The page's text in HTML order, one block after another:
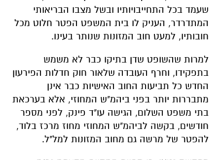
שעמד בכל התחייבויותיו ובשל מצבו הבריאותי
המתדרדר, העניק לו בית המשפט הפטר חלוט מכל
חובותיו, למעט חוב המזונות שנותר בעינו.
למרות שהשופט שדן בתיקו כבר לא משמש
בתפקידו, וחרף העובדה שלאור חוק חדלות הפירעון
החדש כל תביעות החוב האישיות כבר אינן
מתבררות יותר בפני ביהמ"ש המחוזי, אלא בערכאת
בתי משפט השלום, הגישה עו"ד פינק, לפני מספר
חודשים, בקשה לביהמ"ש המחוזי מחוז מרכז בלוד,
להפטר של מרשה גם מחוב המזונות למל"ל.